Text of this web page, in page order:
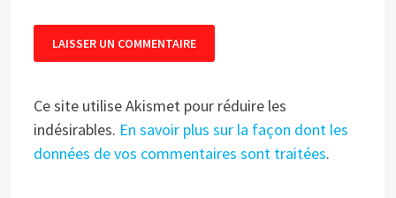
Ce site utilise Akismet pour réduire les
indésirables. En savoir plus sur la façon dont les
données de vos commentaires sont traitées.